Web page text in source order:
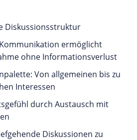
Diskussionsstruktur
ermöglicht
ohne Informationsverlust
Von allgemeinen bis zu
Interessen
durch Austausch mit
Diskussionen zu